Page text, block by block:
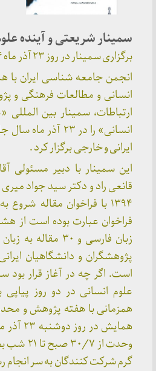
سمینار شریعتی و آینده
برگزاری سمینار در روز ۲۳ آذر ماه ۱۳۹۴
انجمن جامعه شناسی ایران با
انسانی و مطالعات فرهنگی و
ارتباطات، سمینار بین
انسانی» را در ۲۳
ایرانی و خارجی برگزار کرد .
این سمینار با دبیر مسئولی
قانعی راد و دکتر سید جواد
۱۳۹۴ با فراخوان مقاله
زبان فارسی و ۳۰
پژوهشگران و دانشگاهیان
است. اگر چه در آغاز قرار بود
علوم انسانی در دو روز پیاپی
همزمانی با هفته پژوهش و
همایش
وحدت از
گرم شرکت کنندگان به سر انجام